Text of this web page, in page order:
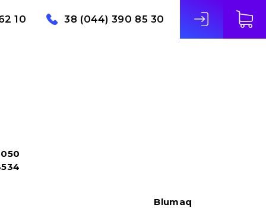
10 38 (044) 390 85 30
Blumaq